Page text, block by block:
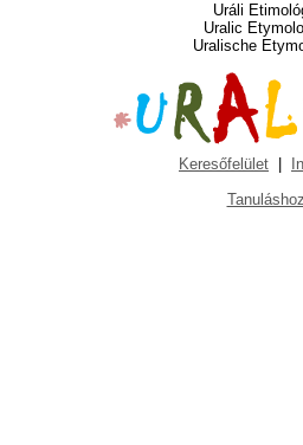
Uráli
Uralic
Uralische
Keresőfelület